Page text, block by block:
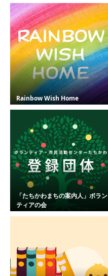
Rainbow Wish Home
「たちかわまちの案内人」ボラン
ティアの会